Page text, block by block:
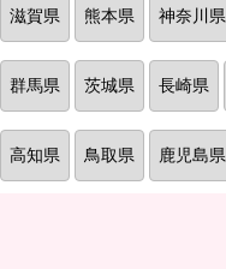
滋賀県 熊本県 神奈川県
群馬県 茨城県 長崎県
高知県 鳥取県 鹿児島県